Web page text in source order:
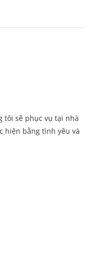
tôi sẽ phục vụ tại nhà
hiện bằng tình yêu và